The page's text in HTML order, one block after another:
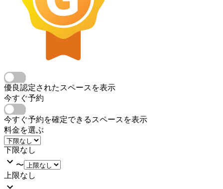
優良認定されたスペースを表示
今すぐ予約
今すぐ予約を確定できるスペースを表示
料金を選ぶ
下限なし
〜
上限なし